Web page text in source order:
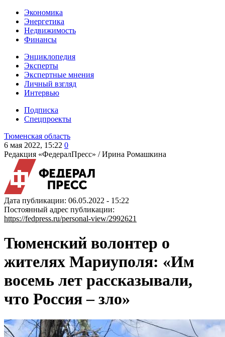
Экономика
Энергетика
Недвижимость
Финансы
Энциклопедия
Эксперты
Экспертные мнения
Личный взгляд
Интервью
Подписка
Спецпроекты
Тюменская область
6 мая 2022, 15:22 0
Редакция «ФедералПресс» /Ирина Ромашкина
Дата публикации: 06.05.2022 - 15:22
Постоянный адрес публикации:
https://fedpress.ru/personal-view/2992621
Тюменский волонтер о
жителях Мариуполя: «Им
восемь лет рассказывали,
что Россия – зло»